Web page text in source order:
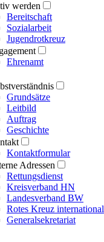
werden
Bereitschaft
Sozialarbeit
Jugendrotkreuz
Ehrenamt
Grundsätze
Leitbild
Auftrag
Geschichte
Kontaktformular
Adressen
Rettungsdienst
Kreisverband HN
Landesverband BW
Rotes Kreuz international
Generalsekretariat